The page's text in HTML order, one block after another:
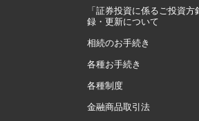
「証券投資に係るご投資方
録・更新について
相続のお手続き
各種お手続き
各種制度
金融商品取引法